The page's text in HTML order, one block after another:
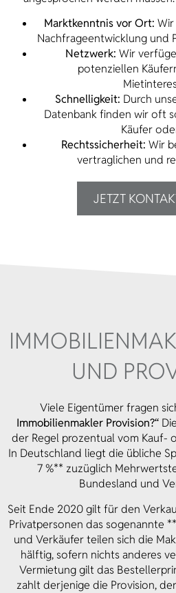
Marktkenntnis vor Ort:
Nachfrageentwicklung und
Netzwerk: Wir
potenziellen
Schnelligkeit: Durch
Datenbank finden wir oft
Käufer
Rechtssicherheit: Wir
vertraglichen und
JETZT
UND
Viele Eigentümer fragen
Immobilienmakler Provision?“
der Regel prozentual vom Kauf-
In Deutschland liegt die übliche
7 %** zuzüglich
Bundesland und
Seit Ende 2020 gilt für den
Privatpersonen das sogenannte
und Verkäufer teilen sich die
hälftig, sofern nichts anderes
Vermietung gilt das
zahlt derjenige die Provision,